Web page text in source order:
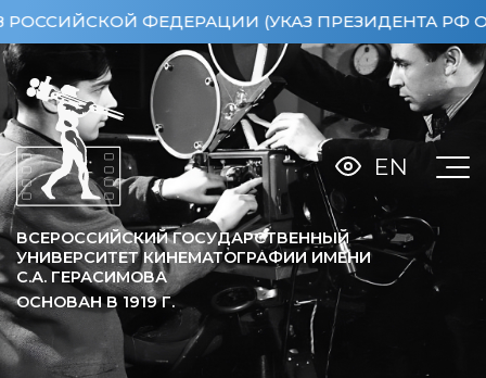
ФЕДЕРАЦИИ (УКАЗ ПРЕЗИДЕНТА РФ ОТ
ВСЕРОССИЙСКИЙ ГОСУДАРСТВЕННЫЙ
УНИВЕРСИТЕТ КИНЕМАТОГРАФИИ ИМЕНИ
С.А. ГЕРАСИМОВА
ОСНОВАН В 1919Г.
EN